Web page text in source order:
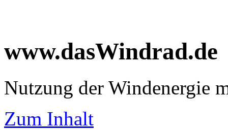
www.dasWindrad.de
Nutzung der Windenergie
Zum Inhalt